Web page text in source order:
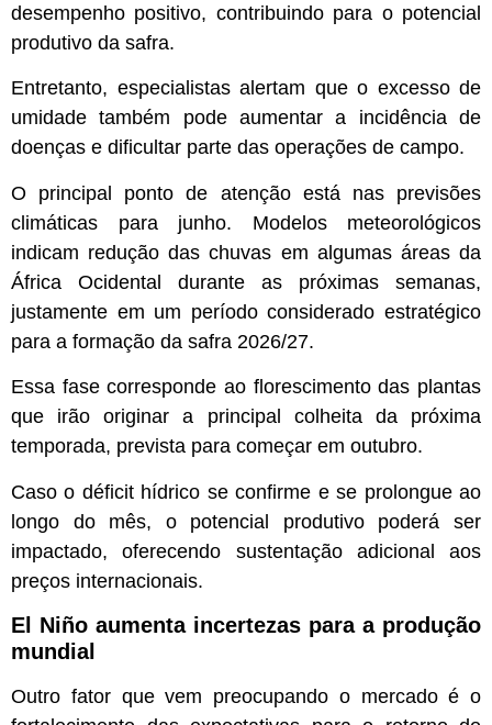
desempenho positivo, contribuindo para o potencial
produtivo da safra.
Entretanto, especialistas alertam que o excesso de
umidade também pode aumentar a incidência de
doenças e dificultar parte das operações de campo.
O principal ponto de atenção está nas previsões
climáticas para junho. Modelos meteorológicos
indicam redução das chuvas em algumas áreas da
África Ocidental durante as próximas semanas,
justamente em um período considerado estratégico
para a formação da safra 2026/27.
Essa fase corresponde ao florescimento das plantas
que irão originar a principal colheita da próxima
temporada, prevista para começar em outubro.
Caso o déficit hídrico se confirme e se prolongue ao
longo do mês, o potencial produtivo poderá ser
impactado, oferecendo sustentação adicional aos
preços internacionais.
El Niño aumenta incertezas para a produção
mundial
Outro fator que vem preocupando o mercado é o